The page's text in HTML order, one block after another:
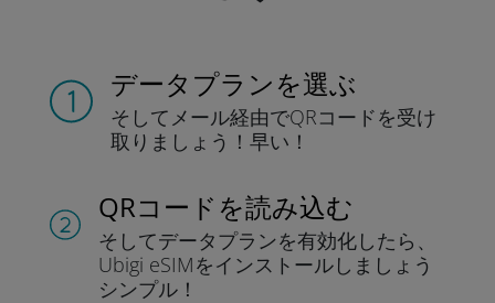
データプランを選ぶ
そしてメール経由でQRコードを受け
取りましょう！早い！
QRコードを読み込む
そしてデータプランを有効化したら、
Ubigi eSIMをインストールしま しょう
シンプル！